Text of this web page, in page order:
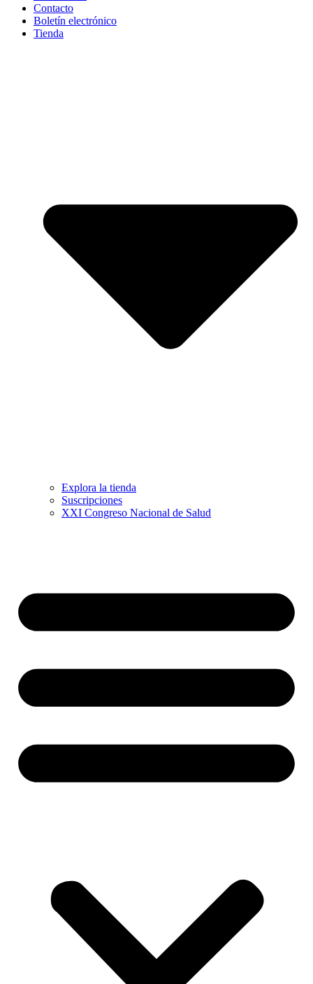
Contacto
Boletín electrónico
Tienda
Explora la tienda
Suscripciones
XXI Congreso Nacional de Salud